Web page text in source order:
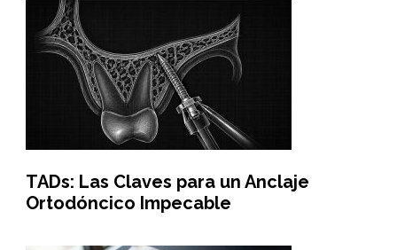
TADs: Las Claves para un Anclaje
Ortodóncico Impecable